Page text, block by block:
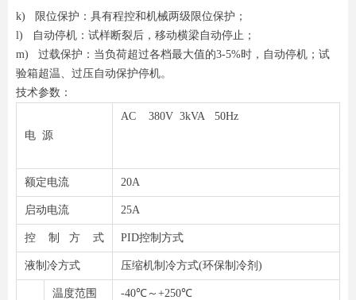
k) 限位保护：具有程控和机械两级限位保护；
l) 自动停机：试样断裂后，移动横梁自动停止；
m) 过载保护：当负荷超过各档最大值的3-5%时，自动停机；试
验箱超温、过压自动保护停机。
技术参数：
电 源
AC 380V 3kVA 50Hz
额定电流 20A
启动电流 25A
控 制 方 式 PID控制方式
液制冷方式 压缩机制冷方式(环保制冷剂)
温度范围 -40℃～+250℃